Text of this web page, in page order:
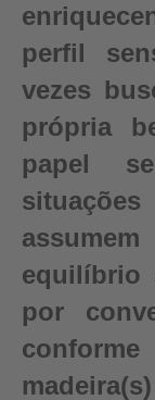
perfil
vezes
própria
papel
equilíbrio
por